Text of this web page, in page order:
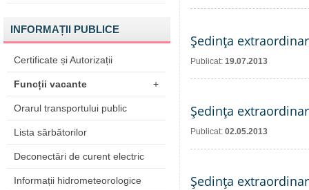
INFORMAȚII PUBLICE
Certificate și Autorizații
Funcții vacante +
Orarul transportului public
Lista sărbătorilor
Deconectări de curent electric
Informații hidrometeorologice
Şedinţa
Publicat: 19.07.2013
Şedinţa
Publicat: 02.05.2013
Şedinţa